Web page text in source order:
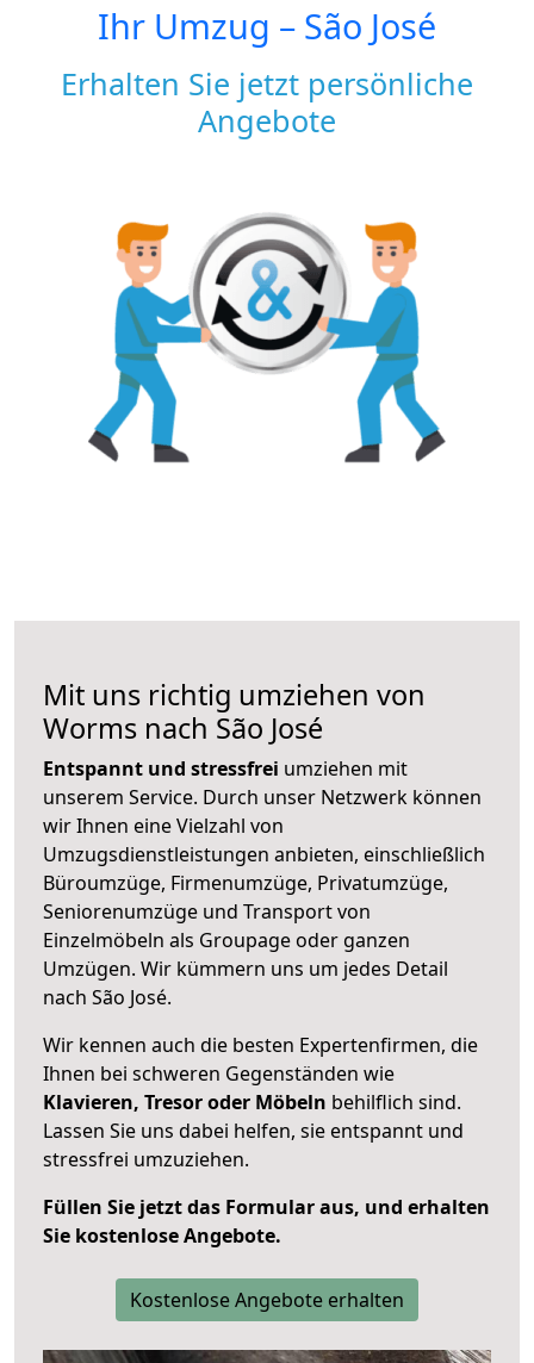
Ihr Umzug – São José
Erhalten Sie jetzt persönliche
Angebote
Mit uns richtig umziehen von
Worms nach São José
Entspannt und stressfrei umziehen mit
unserem Service. Durch unser Netzwerk können
wir Ihnen eine Vielzahl von
Umzugsdienstleistungen anbieten, einschließlich
Büroumzüge, Firmenumzüge, Privatumzüge,
Seniorenumzüge und Transport von
Einzelmöbeln als Groupage oder ganzen
Umzügen. Wir kümmern uns um jedes Detail
nach São José.
Wir kennen auch die besten Expertenfirmen, die
Ihnen bei schweren Gegenständen wie
Klavieren, Tresor oder Möbeln behilflich sind.
Lassen Sie uns dabei helfen, sie entspannt und
stressfrei umzuziehen.
Füllen Sie jetzt das Formular aus, und erhalten
Sie kostenlose Angebote.
Kostenlose Angebote erhalten